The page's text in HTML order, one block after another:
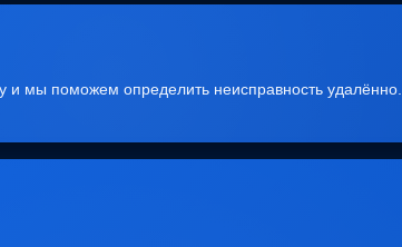
мы поможем определить неисправность удалённо.